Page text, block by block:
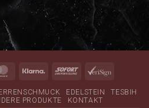
MasterCardKlarna Sofort VeriSign
EDELSTEIN
TESBIH
PRODUKTE KONTAKT